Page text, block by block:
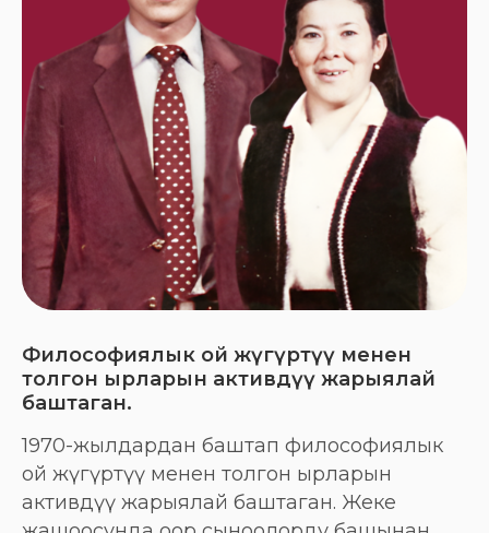
Философиялык ой жүгүртүү менен
толгон ырларын активдүү жарыялай
баштаган.
1970-жылдардан баштап философиялык
ой жүгүртүү менен толгон ырларын
активдүү жарыялай баштаган. Жеке